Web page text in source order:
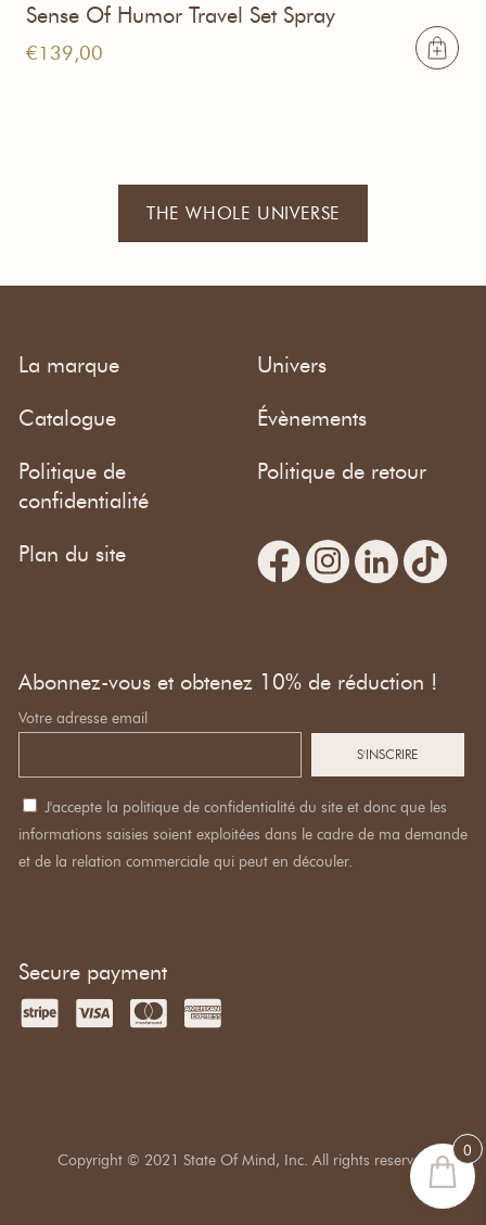
Sense Of Humor Travel Set Spray
€139,00
THE WHOLE UNIVERSE
La marque Univers
Catalogue Évènements
Politique de
confidentialité
Politique de retour
Plan du site
Abonnez-vous et obtenez 10% de réduction !
Votre adresse email
J'accepte la politique de confidentialité du site et donc que les
informations saisies soient exploitées dans le cadre de ma demande
et de la relation commerciale qui peut en découler.
Secure payment
Copyright © 2021 State Of Mind, Inc. All rights reserved
0